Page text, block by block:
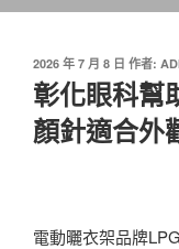
發
佈
於
2026 年 7 月 8 日 作者:
彰化眼科幫
顏針適合外
電動曬衣架品牌